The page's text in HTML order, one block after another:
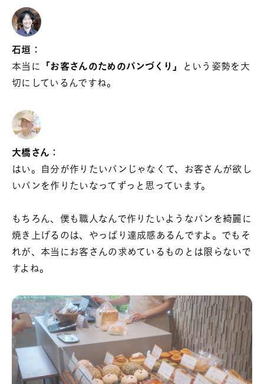
石垣：
本当に
「お客さんのためのパンづくり」
という姿勢を大
切にしているんですね。
大橋さん：
はい。自分が作りたいパンじゃなくて、お客さんが欲し
いパンを作りたいなってずっと思っています。
もちろん、僕も職人なんで作りたいようなパンを綺麗に
焼き上げるのは、やっぱり達成感あるんですよ。でもそ
れが、本当にお客さんの求めているものとは限らないで
すよね。